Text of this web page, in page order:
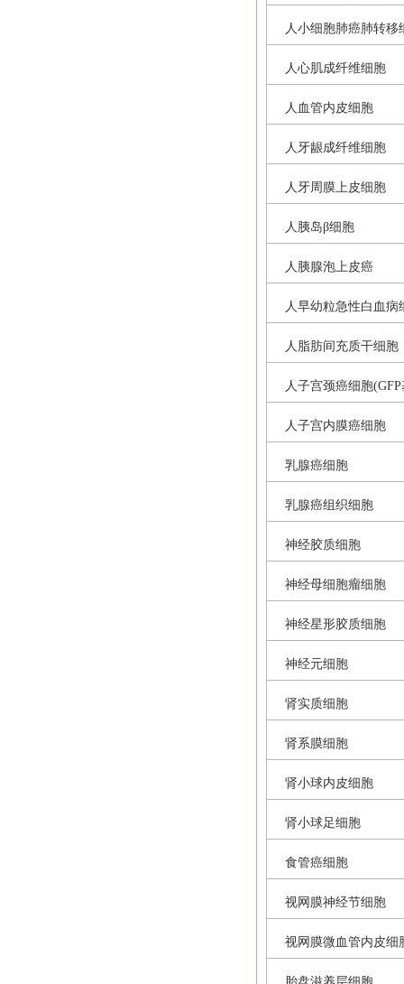
人小细胞肺癌肺转移
人心肌成纤维细胞
人血管内皮细胞
人牙龈成纤维细胞
人牙周膜上皮细胞
人胰岛β细胞
人胰腺泡上皮癌
人早幼粒急性白血病
人脂肪间充质干细胞
人子宫颈癌细胞
人子宫内膜癌细胞
乳腺癌细胞
乳腺癌组织细胞
神经胶质细胞
神经母细胞瘤细胞
神经星形胶质细胞
神经元细胞
肾实质细胞
肾系膜细胞
肾小球内皮细胞
肾小球足细胞
食管癌细胞
视网膜神经节细胞
视网膜微血管内皮细